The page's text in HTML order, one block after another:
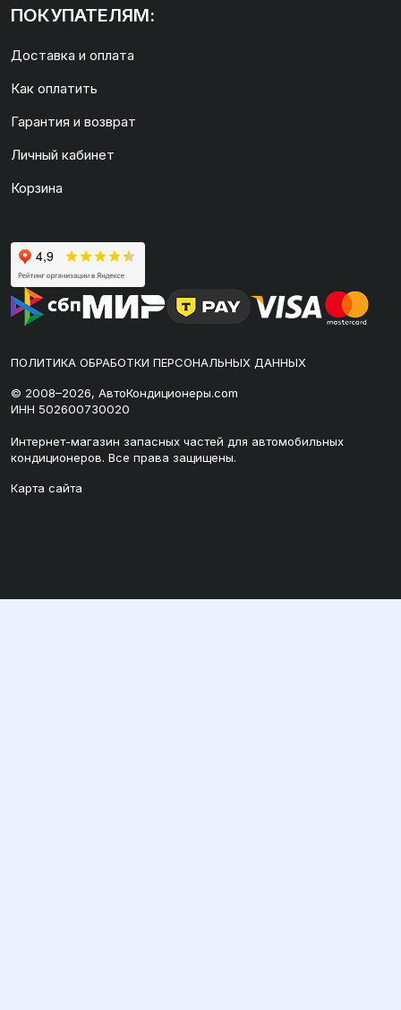
ПОКУПАТЕЛЯМ:
Доставка и оплата
Как оплатить
Гарантия и возврат
Личный кабинет
Корзина
ПОЛИТИКА ОБРАБОТКИ ПЕРСОНАЛЬНЫХ ДАННЫХ
© 2008–2026, АвтоКондиционеры.com
ИНН 502600730020
Интернет-магазин запасных частей для автомобильных
кондиционеров. Все права защищены.
Карта сайта